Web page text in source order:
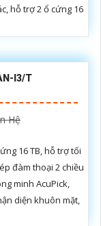
hỗ trợ 2 ổ cứng 16
I3/T
Hệ
16 TB, hỗ trợ tối
đàm thoại 2 chiều
minh AcuPick,
diện khuôn mặt,